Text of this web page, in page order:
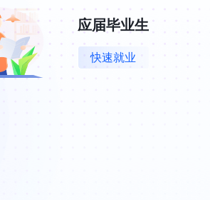
应届毕业生
快速就业